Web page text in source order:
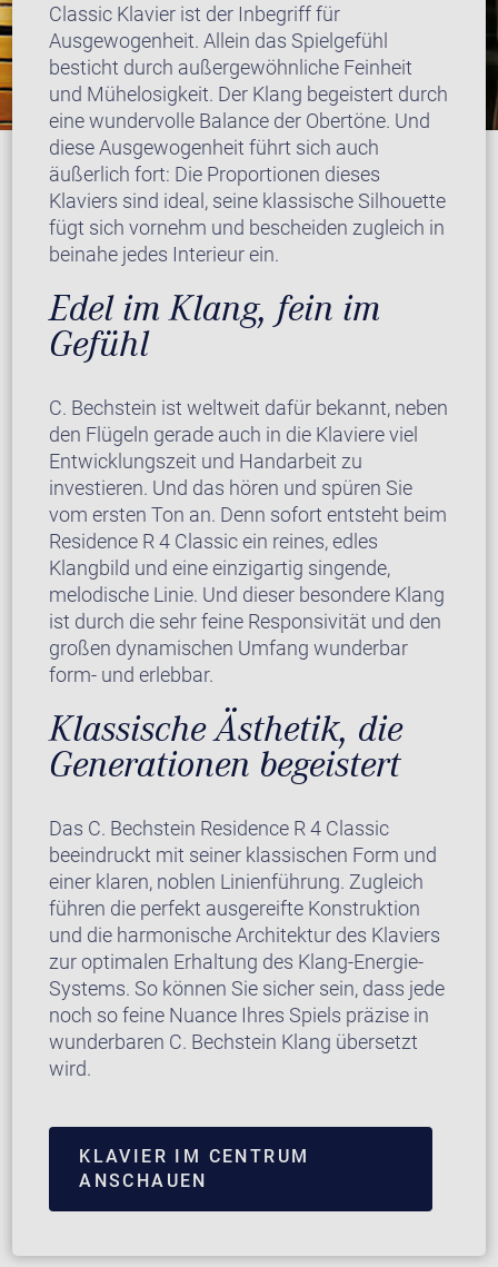
Classic Klavier ist der Inbegriff für
Ausgewogenheit. Allein das Spielgefühl
besticht durch außergewöhnliche Feinheit
und Mühelosigkeit. Der Klang begeistert durch
eine wundervolle Balance der Obertöne. Und
diese Ausgewogenheit führt sich auch
äußerlich fort: Die Proportionen dieses
Klaviers sind ideal, seine klassische Silhouette
fügt sich vornehm und bescheiden zugleich in
beinahe jedes Interieur ein.
Edel im Klang, fein im
Gefühl
C. Bechstein ist weltweit dafür bekannt, neben
den Flügeln gerade auch in die Klaviere viel
Entwicklungszeit und Handarbeit zu
investieren. Und das hören und spüren Sie
vom ersten Ton an. Denn sofort entsteht beim
Residence R 4 Classic ein reines, edles
Klangbild und eine einzigartig singende,
melodische Linie. Und dieser besondere Klang
ist durch die sehr feine Responsivität und den
großen dynamischen Umfang wunderbar
form- und erlebbar.
Klassische Ästhetik, die
Generationen begeistert
Das C. Bechstein Residence R 4 Classic
beeindruckt mit seiner klassischen Form und
einer klaren, noblen Linienführung. Zugleich
führen die perfekt ausgereifte Konstruktion
und die harmonische Architektur des Klaviers
zur optimalen Erhaltung des Klang-Energie-
Systems. So können Sie sicher sein, dass jede
noch so feine Nuance Ihres Spiels präzise in
wunderbaren C. Bechstein Klang übersetzt
wird.
KLAVIER IM CENTRUM
ANSCHAUEN